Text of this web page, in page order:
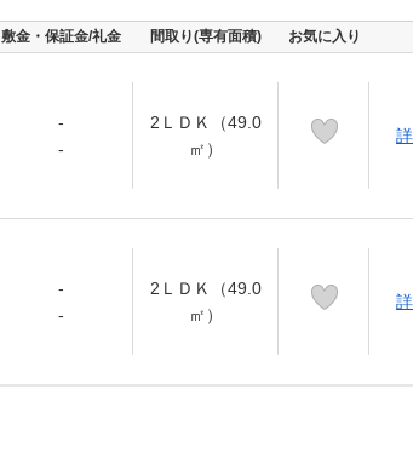
敷金・保証金/礼金 間取り(専有面積) お気に入り
-
-
2ＬＤＫ（49.0
㎡）
-
-
2ＬＤＫ（49.0
㎡）